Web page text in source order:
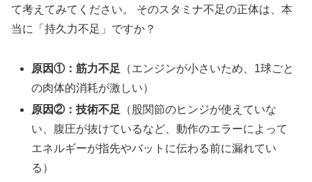
て考えてみてください。 そのスタミナ不足の正体は、本
当に「持久力不足」ですか？
原因①：筋力不足
（エンジンが小さいため、1球ごと
の肉体的消耗が激しい）
原因②：技術不足
（股関節のヒンジが使えていな
い、腹圧が抜けているなど、動作のエラーによって
エネルギーが指先やバットに伝わる前に漏れてい
る）